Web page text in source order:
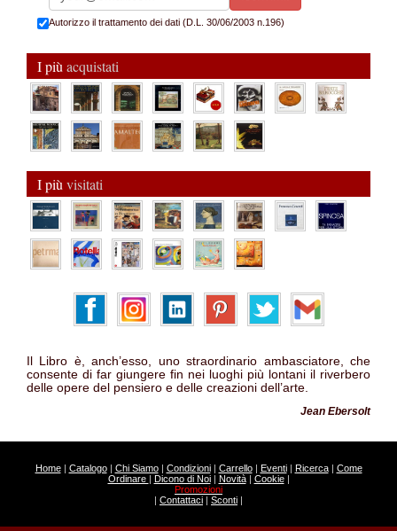
Autorizzo il trattamento dei dati (D.L. 30/06/2003 n.196)
I più acquistati
I più visitati
Il Libro è, anch’esso, uno straordinario ambasciatore, che
consente di far giungere fin nei luoghi più lontani il riverbero
delle opere del pensiero e delle creazioni dell’arte.
Jean Ebersolt
Home| Catalogo| Chi Siamo| Condizioni| Carrello| Eventi| Ricerca| Come
Ordinare | Dicono di Noi| Novità| Cookie|
Promozioni
| Contattaci | Sconti |